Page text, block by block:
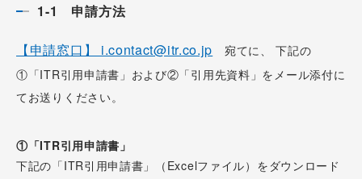
1-1 申請方法
【申請窓口】 i.contact@itr.co.jp 宛てに、 下記の
①「ITR引用申請書」および②「引用先資料」をメール添付に
てお送りください。
①「ITR引用申請書」
下記の「ITR引用申請書」（Excelファイル）をダウンロード